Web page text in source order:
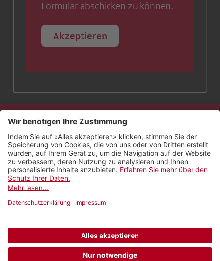
Formular abschicken zu können.
Akzeptieren
Kontakt
Impressum
Rechtliches
Netiquette